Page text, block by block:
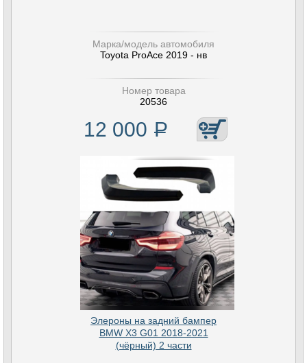
Марка/модель автомобиля
Toyota ProAce 2019 - нв
Номер товара
20536
12 000 Р
Элероны на задний бампер
BMW X3 G01 2018-2021
(чёрный) 2 части